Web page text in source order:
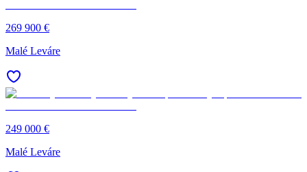
269 900 €
Malé Leváre
249 000 €
Malé Leváre